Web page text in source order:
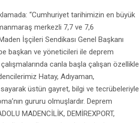
“Cumhuriyet tarihimizin en büyük
merkezli 7,7 ve 7,6
İşçileri Sendikası Genel Başkanı
başkan ve yöneticileri ile deprem
canla başla çalışan özellikle
Hatay, Adıyaman,
üstün gayret, bilgi ve tecrübeleriyle
gururu olmuşlardır. Deprem
MADENCİLİK, DEMİREXPORT,